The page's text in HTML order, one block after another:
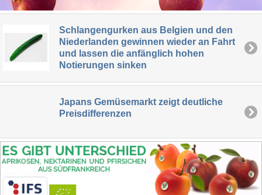
Schlangengurken aus Belgien und den
Niederlanden gewinnen wieder an Fahrt
und lassen die anfänglich hohen
Notierungen sinken
Japans Gemüsemarkt zeigt deutliche
Preisdifferenzen